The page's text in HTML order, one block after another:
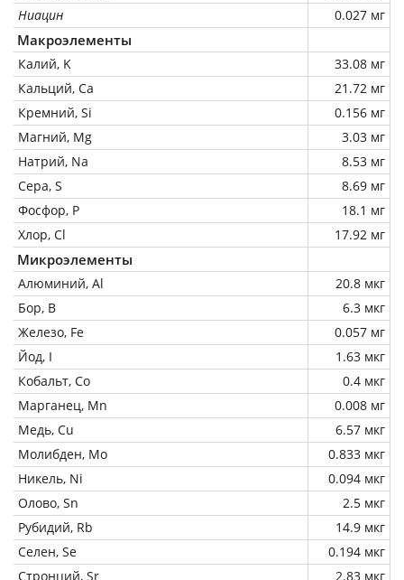
Ниацин
0.027 мг
Макроэлементы
Калий, K
33.08 мг
Кальций, Ca
21.72 мг
Кремний, Si
0.156 мг
Магний, Mg
3.03 мг
Натрий, Na
8.53 мг
Сера, S
8.69 мг
Фосфор, P
18.1 мг
Хлор, Cl
17.92 мг
Микроэлементы
Алюминий, Al
20.8 мкг
Бор, B
6.3 мкг
Железо, Fe
0.057 мг
Йод, I
1.63 мкг
Кобальт, Co
0.4 мкг
Марганец, Mn
0.008 мг
Медь, Cu
6.57 мкг
Молибден, Mo
0.833 мкг
Никель, Ni
0.094 мкг
Олово, Sn
2.5 мкг
Рубидий, Rb
14.9 мкг
Селен, Se
0.194 мкг
Стронций, Sr
2.83 мкг